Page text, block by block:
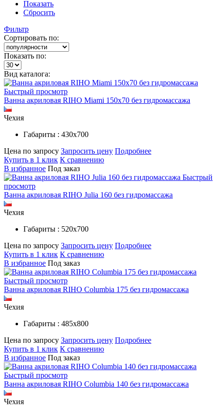
Показать
Сбросить
Фильтр
Сортировать по:
Показать по:
Вид каталога:
Быстрый просмотр
Ванна акриловая RIHO Miami 150x70 без гидромассажа
Чехия
Габариты : 430х700
Цена по запросу Запросить цену Подробнее
Купить в 1 клик К сравнению
В избранное Под заказ
Быстрый
просмотр
Ванна акриловая RIHO Julia 160 без гидромассажа
Чехия
Габариты : 520х700
Цена по запросу Запросить цену Подробнее
Купить в 1 клик К сравнению
В избранное Под заказ
Быстрый просмотр
Ванна акриловая RIHO Columbia 175 без гидромассажа
Чехия
Габариты : 485х800
Цена по запросу Запросить цену Подробнее
Купить в 1 клик К сравнению
В избранное Под заказ
Быстрый просмотр
Ванна акриловая RIHO Columbia 140 без гидромассажа
Чехия